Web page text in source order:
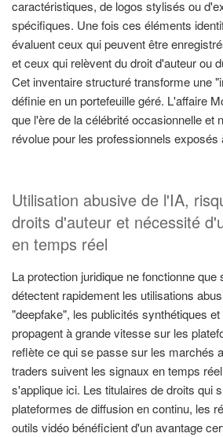
caractéristiques, de logos stylisés ou
spécifiques. Une fois ces éléments
évaluent ceux qui peuvent être
et ceux qui relèvent du droit d'auteur ou
Cet inventaire structuré transforme une
définie en un portefeuille géré. L'affaire
que l'ère de la célébrité occasionnelle et
révolue pour les professionnels exposés
Utilisation abusive de l'IA,
droits d'auteur et nécessité
en temps réel
La protection juridique ne fonctionne que
détectent rapidement les utilisations
"deepfake", les publicités synthétiques
propagent à grande vitesse sur les
reflète ce qui se passe sur les marchés
traders suivent les signaux en temps
s'applique ici. Les titulaires de droits qui
plateformes de diffusion en continu, les
outils vidéo bénéficient d'un avantage